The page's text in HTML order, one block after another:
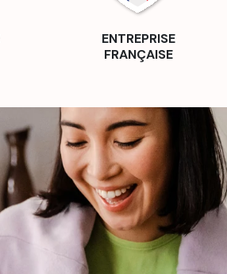
ENTREPRISE
FRANÇAISE